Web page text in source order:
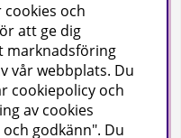
hygienprodukter.
cookies och
att ge dig
marknadsföring
vår webbplats. Du
cookiepolicy och
av cookies
godkänn". Du